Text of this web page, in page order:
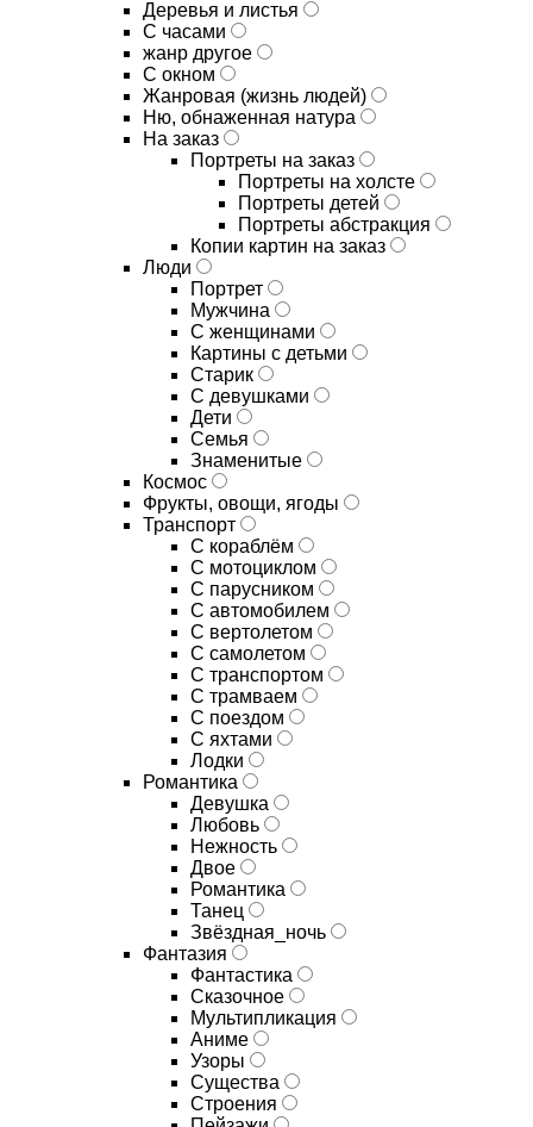
Деревья и листья
С часами
жанр другое
С окном
Жанровая (жизнь людей)
Ню, обнаженная натура
На заказ
Портреты на заказ
Портреты на холсте
Портреты детей
Портреты абстракция
Копии картин на заказ
Люди
Портрет
Мужчина
С женщинами
Картины с детьми
Старик
С девушками
Дети
Семья
Знаменитые
Космос
Фрукты, овощи, ягоды
Транспорт
С кораблём
С мотоциклом
С парусником
С автомобилем
С вертолетом
С самолетом
С транспортом
С трамваем
С поездом
С яхтами
Лодки
Романтика
Девушка
Любовь
Нежность
Двое
Романтика
Танец
Звёздная_ночь
Фантазия
Фантастика
Сказочное
Мультипликация
Аниме
Узоры
Существа
Строения